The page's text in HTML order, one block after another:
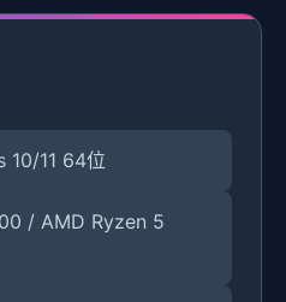
10/11 64位
/ AMD Ryzen 5